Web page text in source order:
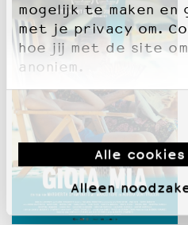
mogelijk te maken en
met je privacy om.
hoe jij met de site
anoniem.
Alle
Alleen